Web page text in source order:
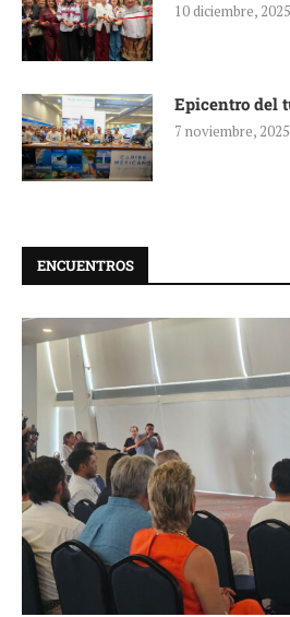
10 diciembre, 2025
Epicentro del
7 noviembre, 2025
ENCUENTROS